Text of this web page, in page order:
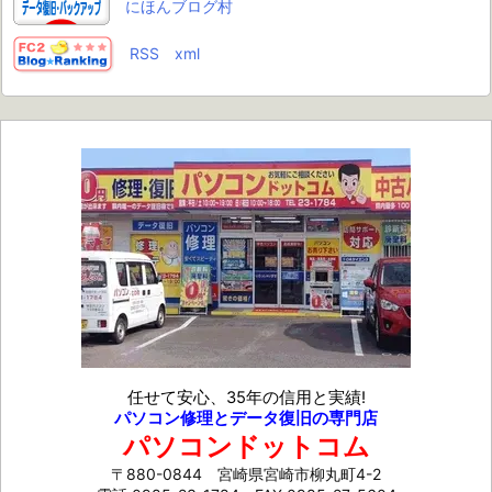
にほんブログ村
RSS xml
任せて安心、35年の信用と実績!
パソコン修理とデータ復旧の専門店
パソコンドットコム
〒880-0844 宮崎県宮崎市柳丸町4-2